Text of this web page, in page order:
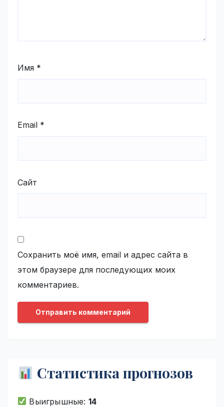
Имя *
Email *
Сайт
Сохранить моё имя, email и адрес сайта в
этом браузере для последующих моих
комментариев.
Статистика прогнозов
Выигрышные: 14